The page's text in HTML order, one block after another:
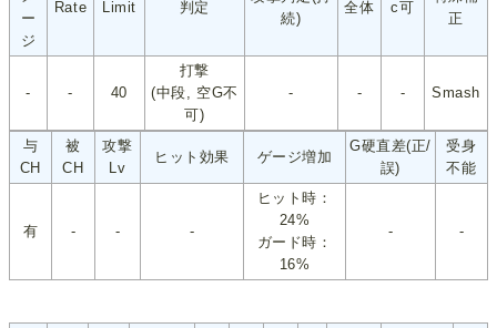
ー
ジ
Rate Limit 判定
続)
全体 c可
正
- - 40
打撃
(中段, 空G不
可)
- - - Smash
与
CH
被
CH
攻撃
Lv
ヒット効果 ゲージ増加
G硬直差(正/
誤)
受身
不能
有 - - -
ヒット時：
24%
ガード時：
16%
- -